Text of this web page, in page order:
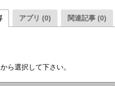
アプリ (0) 関連記事 (0)
ら選択して下さい。